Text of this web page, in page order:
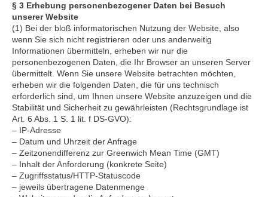
§ 3 Erhebung personenbezogener Daten bei Besuch
unserer Website
(1) Bei der bloß informatorischen Nutzung der Website, also
wenn Sie sich nicht registrieren oder uns anderweitig
Informationen übermitteln, erheben wir nur die
personenbezogenen Daten, die Ihr Browser an unseren Server
übermittelt. Wenn Sie unsere Website betrachten möchten,
erheben wir die folgenden Daten, die für uns technisch
erforderlich sind, um Ihnen unsere Website anzuzeigen und die
Stabilität und Sicherheit zu gewährleisten (Rechtsgrundlage ist
Art. 6 Abs. 1 S. 1 lit. f DS-GVO):
– IP-Adresse
– Datum und Uhrzeit der Anfrage
– Zeitzonendifferenz zur Greenwich Mean Time (GMT)
– Inhalt der Anforderung (konkrete Seite)
– Zugriffsstatus/HTTP-Statuscode
– jeweils übertragene Datenmenge